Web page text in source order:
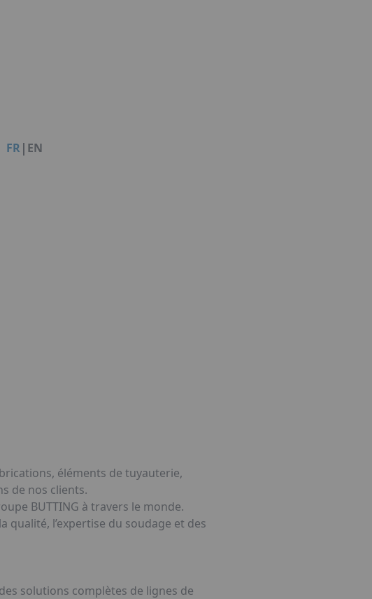
FR | EN
éléments de tuyauterie,
de nos clients.
BUTTING à travers le monde.
qualité, l’expertise du soudage et des
solutions complètes de lignes de